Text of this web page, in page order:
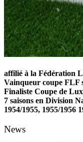
affilié à la Fédération
Vainqueur coupe FLF
Finaliste Coupe de
7 saisons en Division
1954/1955, 1955/1956
News